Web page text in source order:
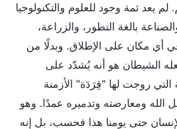
لم يعد ثمة وجود للعلوم والتكنولوجيا
بالغة التطور، والزراعة،
في أي مكان على الإطلاق. وبدلًا من
الشيطان هو أنه يُشدّد على
روجت لها "قِرَدَة" الأزمنة
الله ومعارضته وتدميره عمدًا. وهو
حتى يومنا هذا فحسب، بل إنه